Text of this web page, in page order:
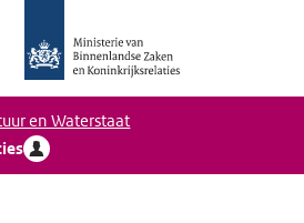
Ministerie
van
Binnenlandse
Zaken
en
Koninkrijkrelaties,
en Waterstaat